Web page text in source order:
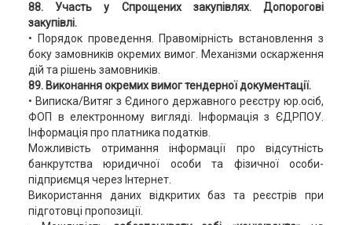
88. Участь у Спрощених закупівлях. Допорогові
закупівлі.
• Порядок проведення. Правомірність встановлення з
боку замовників окремих вимог. Механізми оскарження
дій та рішень замовників.
89. Виконання окремих вимог тендерної документації.
• Виписка/Витяг з Єдиного державного реєстру юр.осіб,
ФОП в електронному вигляді. Інформація з ЄДРПОУ.
Інформація про платника податків.
Можливість отримання інформації про відсутність
банкрутства юридичної особи та фізичної особи-
підприємця через Інтернет.
Використання даних відкритих баз та реєстрів при
підготовці пропозиції.